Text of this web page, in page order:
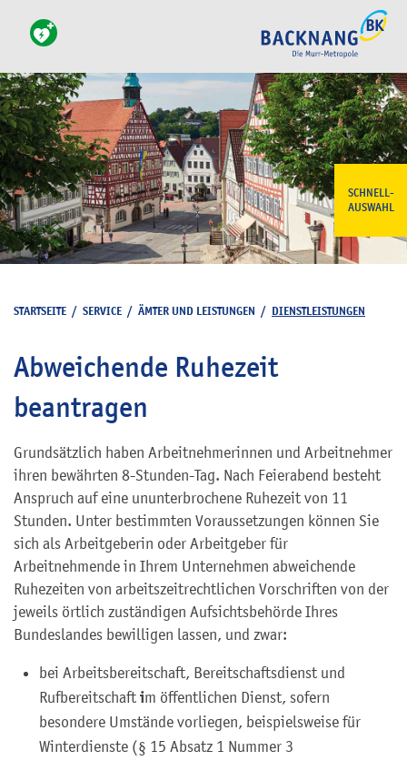
SCHNELL-
AUSWAHL
STARTSEITE / SERVICE / ÄMTER UND LEISTUNGEN / DIENSTLEISTUNGEN
Abweichende Ruhezeit
beantragen
Grundsätzlich haben Arbeitnehmerinnen und Arbeitnehmer
ihren bewährten 8-Stunden-Tag. Nach Feierabend besteht
Anspruch auf eine ununterbrochene Ruhezeit von 11
Stunden. Unter bestimmten Voraussetzungen können Sie
sich als Arbeitgeberin oder Arbeitgeber für
Arbeitnehmende in Ihrem Unternehmen abweichende
Ruhezeiten von arbeitszeitrechtlichen Vorschriften von der
jeweils örtlich zuständigen Aufsichtsbehörde Ihres
Bundeslandes bewilligen lassen, und zwar:
bei Arbeitsbereitschaft, Bereitschaftsdienst und
Rufbereitschaft im öffentlichen Dienst, sofern
besondere Umstände vorliegen, beispielsweise für
Winterdienste (§ 15 Absatz 1 Nummer 3